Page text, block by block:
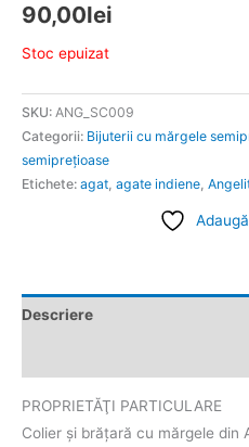
90,00lei
Stoc epuizat
SKU: ANG_SC009
Categorii: Bijuterii cu mărgele
semipreţioase
Etichete: agat, agate indiene,
Descriere
PROPRIETĂŢI PARTICULARE
Colier și brăţară cu mărgele din